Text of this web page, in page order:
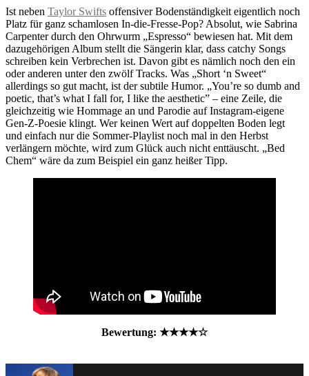
Ist neben Taylor Swifts offensiver Bodenständigkeit eigentlich noch
Platz für ganz schamlosen In-die-Fresse-Pop? Absolut, wie Sabrina
Carpenter durch den Ohrwurm „Espresso“ bewiesen hat. Mit dem
dazugehörigen Album stellt die Sängerin klar, dass catchy Songs
schreiben kein Verbrechen ist. Davon gibt es nämlich noch den ein
oder anderen unter den zwölf Tracks. Was „Short ‘n Sweet“
allerdings so gut macht, ist der subtile Humor. „You’re so dumb and
poetic, that’s what I fall for, I like the aesthetic” – eine Zeile, die
gleichzeitig wie Hommage an und Parodie auf Instagram-eigene
Gen-Z-Poesie klingt. Wer keinen Wert auf doppelten Boden legt
und einfach nur die Sommer-Playlist noch mal in den Herbst
verlängern möchte, wird zum Glück auch nicht enttäuscht. „Bed
Chem“ wäre da zum Beispiel ein ganz heißer Tipp.
Bewertung: ★★★★☆